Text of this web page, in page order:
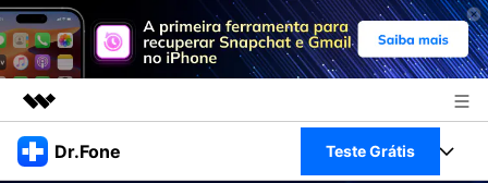
Produtos em destaque
Dr.Fone Teste Grátis